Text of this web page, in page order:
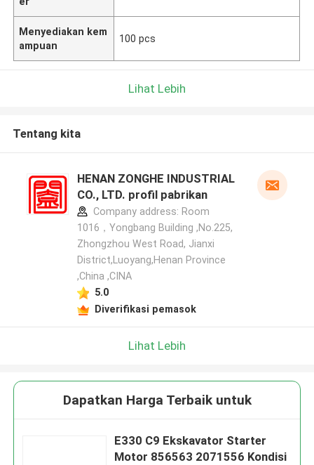
Menyediakan kem
ampuan
100 pcs
Lihat Lebih
Tentang kita
HENAN ZONGHE INDUSTRIAL
CO., LTD. profil pabrikan
Company address: Room
1016，Yongbang Building ,No.225,
Zhongzhou West Road, Jianxi
District,Luoyang,Henan Province
,China ,CINA
5.0
Diverifikasi pemasok
Lihat Lebih
Dapatkan Harga Terbaik untuk
E330 C9 Ekskavator Starter
Motor 856563 2071556 Kondisi